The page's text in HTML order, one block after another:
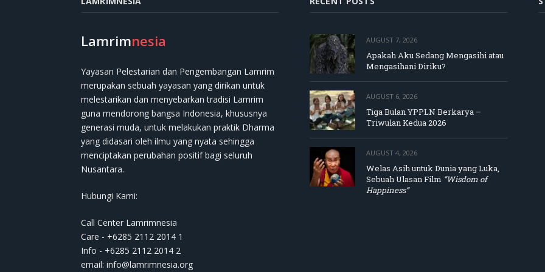
Lamrimnesia
Yayasan Pelestarian dan Pengembangan Lamrim
merupakan sebuah yayasan yang dirikan untuk
melestarikan dan menyebarkan tradisi Lamrim
guna mendorong bangsa Indonesia, khususnya
generasi muda, untuk melakukan praktik Dharma
yang didasari oleh ilmu yang nyata sehingga
menciptakan perubahan positif bagi seluruh
Nusantara.
Hubungi Kami:
Call Center Lamrimnesia
Care - +6285 2112 2014 1
Info - +6285 2112 2014 2
email: info@lamrimnesia.org
AUGUST 7, 2026
Apakah Aku Sedang Mengasihi atau
Mengasihani Diriku?
AUGUST 6, 2026
Tiga Bulan YPPLN Berkarya –
Triwulan Kedua 2026
AUGUST 4, 2026
Welas Asih untuk Dunia yang Luka,
Sebuah Ulasan Film “Wisdom of
Happiness”